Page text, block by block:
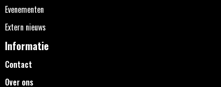
Evenementen
Extern nieuws
Informatie
Contact
Over ons